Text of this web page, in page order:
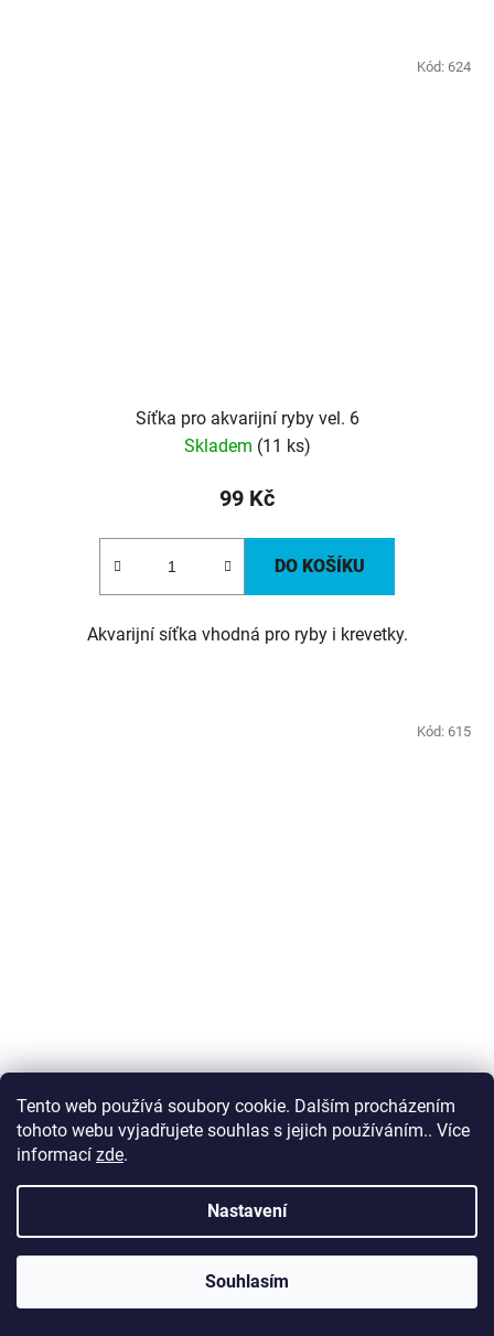
Tento web používá soubory cookie. Dalším procházením
tohoto webu vyjadřujete souhlas s jejich používáním.. Více
informací zde.
Nastavení
Souhlasím
Síťka pro akvarijní ryby vel. 6
Skladem (11 ks)
99 Kč
DO KOŠÍKU
Akvarijní síťka vhodná pro ryby i krevetky.
Kód: 624
Skladem(7 ks)
Kód: 615